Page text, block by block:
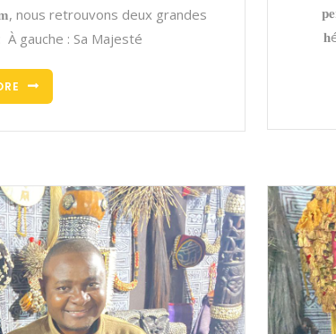
nous retrouvons deux grandes
gauche : Sa Majesté